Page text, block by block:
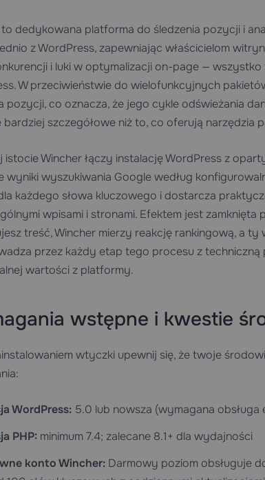
dedykowana platforma do śledzenia pozycji i
z WordPress, zapewniając właścicielom
i luki w optymalizacji on-page —
W przeciwieństwie do wielofunkcyjnych
pozycji, co oznacza, że jego cykle odświeżania
bardziej szczegółowe niż to, co oferują narzędzia
istocie Wincher łączy instalację WordPress z
wyniki wyszukiwania Google według
każdego słowa kluczowego i dostarcza
wpisami i stronami. Efektem jest
treść, Wincher mierzy reakcję rankingową, a
przez każdy etap tego procesu z
wartości z platformy.
wstępne i kwestie
wtyczki upewnij się, że twoje
WordPress:5.0 lub nowsza (wymagana obsługa
PHP:minimum 7.4; zalecane 8.1+ dla wydajności
konto Wincher:Darmowy poziom obsługuje